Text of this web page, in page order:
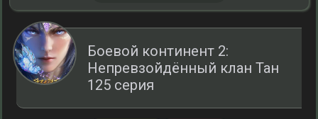
Боевой континент 2:
Непревзойдённый клан Тан
125 серия